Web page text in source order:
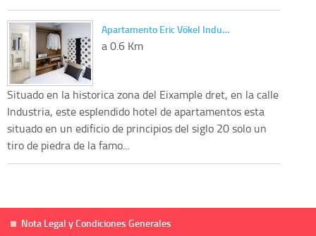
Apartamento Eric Vökel Indu…
a 0.6 Km
Situado en la historica zona del Eixample dret, en la calle
Industria, este esplendido hotel de apartamentos esta
situado en un edificio de principios del siglo 20 solo un
tiro de piedra de la famo...
Nota Legal y Condiciones Generales